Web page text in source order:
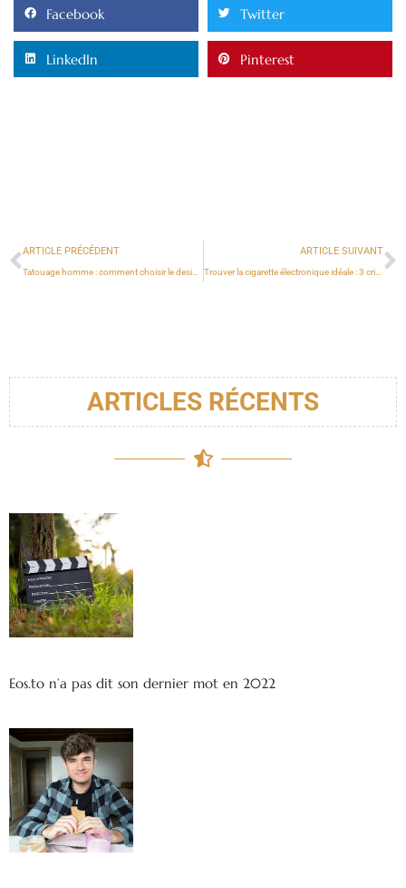
Facebook Twitter
LinkedIn Pinterest
ARTICLE PRÉCÉDENT ARTICLE SUIVANT
Trouver la cigarette électronique idéale : 3 critères essentiels à prendre en compte
ARTICLES RÉCENTS
Eos.to n’a pas dit son dernier mot en 2022